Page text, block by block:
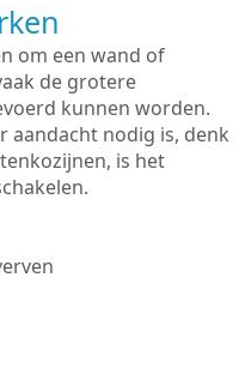
om een wand of
de grotere
kunnen worden.
aandacht nodig is, denk
is het